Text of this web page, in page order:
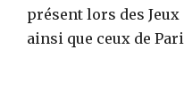
présent lors des
ainsi que ceux de